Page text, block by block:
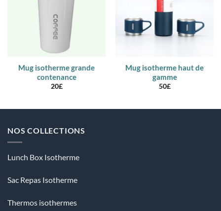
Mug isotherme grande
contenance
20£
Mug isotherme haut de
gamme
50£
NOS COLLECTIONS
Lunch Box Isotherme
Sac Repas Isotherme
Thermos isothermes